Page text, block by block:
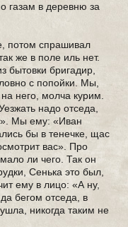
газам в деревню за
потом спрашивал
же в поле иль нет.
бытовки бригадир,
с попойки. Мы,
него, молча курим.
надо отседа,
Мы ему: «Иван
бы в тенечке, щас
вас». Про
ли чего. Так он
Сенька это был,
ему в лицо: «А ну,
бегом отседа, в
никогда таким не